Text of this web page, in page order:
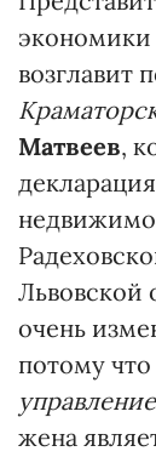
возглавит
Матвеев,
Львовской
очень
потому что
жена